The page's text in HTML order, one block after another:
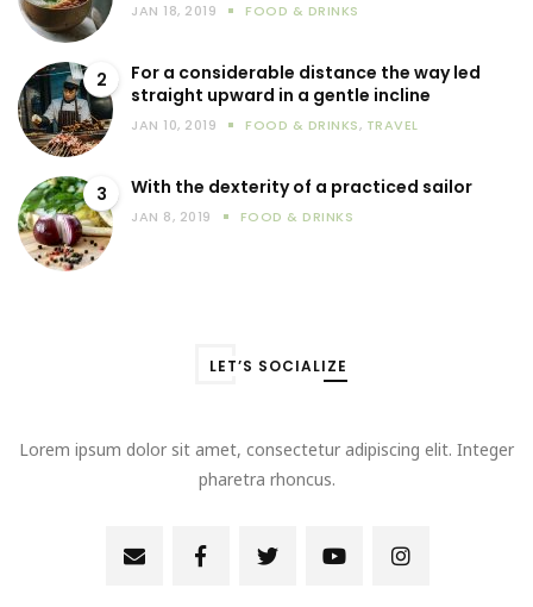
JAN 18, 2019 FOOD & DRINKS
2
For a considerable distance the way led
straight upward in a gentle incline
JAN 10, 2019 FOOD & DRINKS, TRAVEL
3 With the dexterity of a practiced sailor
JAN 8, 2019 FOOD & DRINKS
LET’S SOCIALIZE
Lorem ipsum dolor sit amet, consectetur adipiscing elit. Integer
pharetra rhoncus.